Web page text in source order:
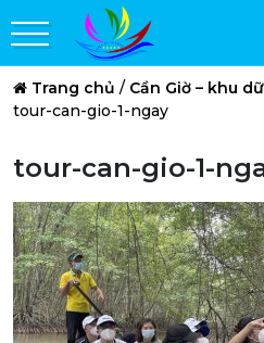
Trang chủ / Cần Giờ – khu
tour-can-gio-1-ngay
tour-can-gio-1-